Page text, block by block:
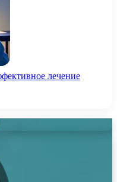
лечение